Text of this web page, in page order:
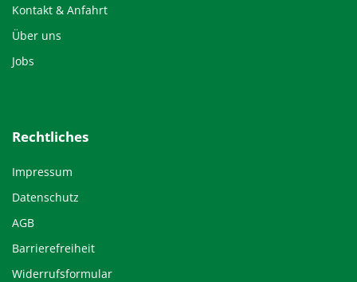
Kontakt & Anfahrt
Über uns
Jobs
Rechtliches
Impressum
Datenschutz
AGB
Barrierefreiheit
Widerrufsformular